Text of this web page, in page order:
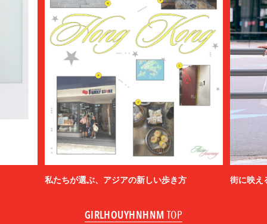
私たちが選ぶ、アジアの新しい歩き方 街に映え
GIRLHOUYHNHNM TOP